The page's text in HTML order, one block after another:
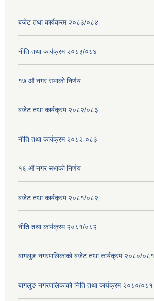
बजेट तथा कार्यक्रम २०८३/०८४
नीति तथा कार्यक्रम २०८३/०८४
१७ ‌‍औं नगर सभाकाे निर्णय
बजेट तथा कार्यक्रम २०८२/०८३
नीति तथा कार्यक्रम २०८२-०८३
१६ ‌औं नगर सभाकाे निर्णय
बजेट तथा कार्यक्रम २०८१/०८२
नीति तथा कार्यक्रम २०८१/०८२
बागलुङ नगरपालिकाको बजेट तथा कार्यक्रम २०८०/०८१
बागलुङ नगरपालिकाको निति तथा कार्यक्रम २०८०/०८१